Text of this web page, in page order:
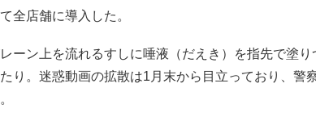
全店舗に導入した。
ーン上を流れるすしに唾液（だえき）を指先で塗
り。迷惑動画の拡散は1月末から目立っており、警